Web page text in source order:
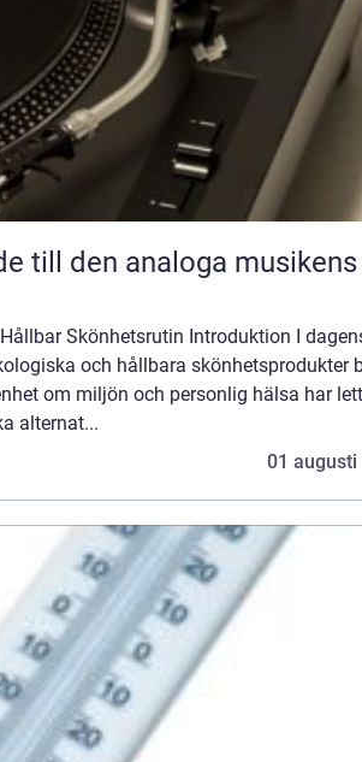
till den analoga musikens
Skönhetsrutin Introduktion I
och hållbara skönhetsprodukter
om miljön och personlig hälsa har
alternat...
01 augusti